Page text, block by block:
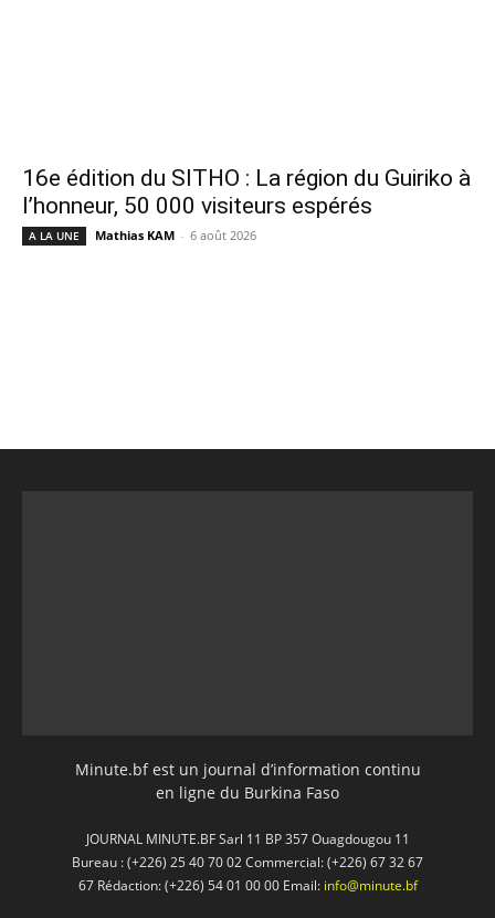
16e édition du SITHO : La région du Guiriko à
l’honneur, 50 000 visiteurs espérés
A LA UNE Mathias KAM - 6 août 2026
Minute.bf est un journal d’information continu
en ligne du Burkina Faso
JOURNAL MINUTE.BF Sarl 11 BP 357 Ouagdougou 11
Bureau : (+226) 25 40 70 02 Commercial: (+226) 67 32 67
67 Rédaction: (+226) 54 01 00 00 Email: info@minute.bf